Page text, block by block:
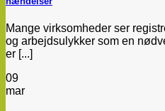
Mange virksomheder ser
og arbejdsulykker som en
er [...]
09
mar